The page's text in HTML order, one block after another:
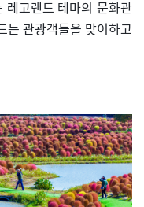
레고랜드 테마의 문화관
는 관광객들을 맞이하고